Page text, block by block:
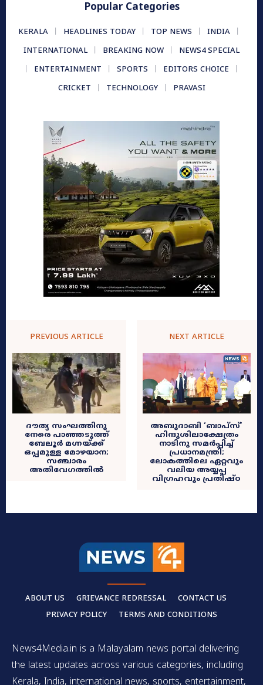
Popular Categories
KERALA HEADLINES TODAY TOP NEWS
INDIA
INTERNATIONAL
BREAKING NOW
NEWS4 SPECIAL
ENTERTAINMENT
SPORTS
EDITORS CHOICE
CRICKET
TECHNOLOGY PRAVASI
PREVIOUS ARTICLE
ദൗത്യ സംഘത്തിനു
നേരെ പാഞ്ഞടുത്ത്
ബേലൂര്‍ മഗ്നയ്ക്ക്
ഒപ്പമുള്ള മോഴയാന;
സഞ്ചാരം
അതിവേഗത്തിൽ
NEXT ARTICLE
അബുദാബി ‘ബാപ്സ്’
ഹിന്ദുശിലാക്ഷേത്രം
നാടിനു സമർപ്പിച്ച്
പ്രധാനമന്ത്രി;
ലോകത്തിലെ ഏറ്റവും
വലിയ അയ്യപ്പ
വിഗ്രഹവും പ്രതിഷ്ഠ
ABOUT US GRIEVANCE REDRESSAL
CONTACT US
PRIVACY POLICY
TERMS AND CONDITIONS
News4Media.in is a Malayalam news portal delivering
the latest updates across various categories, including
Kerala, India, international news, sports, entertainment,